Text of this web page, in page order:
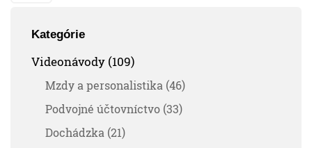
Kategórie
Videonávody (109)
Mzdy a personalistika (46)
Podvojné účtovníctvo (33)
Dochádzka (21)